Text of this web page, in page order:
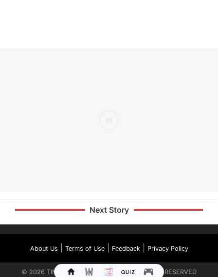
Next Story
About Us Terms of Use| Feedback| Privacy Policy
© 2026 TIMES INTERNET LIMITED. ALL RIGHTS RESERVED